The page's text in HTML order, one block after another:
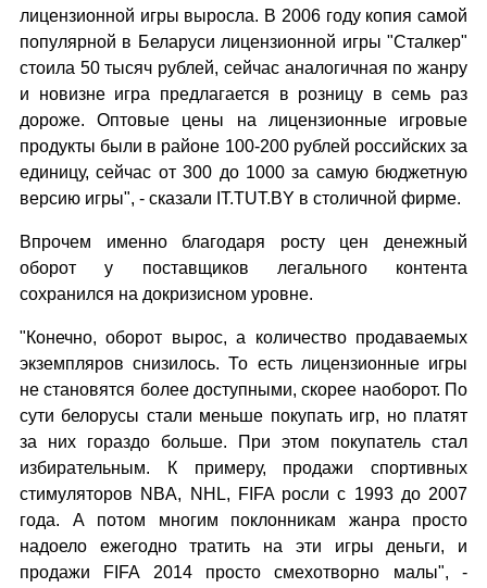
лицензионной игры выросла. В 2006 году копия самой
популярной в Беларуси лицензионной игры "Сталкер"
стоила 50 тысяч рублей, сейчас аналогичная по жанру
и новизне игра предлагается в розницу в семь раз
дороже. Оптовые цены на лицензионные игровые
продукты были в районе 100-200 рублей российских за
единицу, сейчас от 300 до 1000 за самую бюджетную
версию игры", - сказали IT.TUT.BY в столичной фирме.
Впрочем именно благодаря росту цен денежный
оборот у поставщиков легального контента
сохранился на докризисном уровне.
"Конечно, оборот вырос, а количество продаваемых
экземпляров снизилось. То есть лицензионные игры
не становятся более доступными, скорее наоборот. По
сути белорусы стали меньше покупать игр, но платят
за них гораздо больше. При этом покупатель стал
избирательным. К примеру, продажи спортивных
стимуляторов NBA, NHL, FIFA росли с 1993 до 2007
года. А потом многим поклонникам жанра просто
надоело ежегодно тратить на эти игры деньги, и
продажи FIFA 2014 просто смехотворно малы", -